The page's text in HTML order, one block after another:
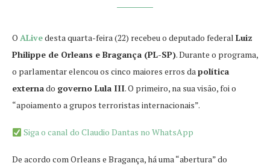
O ALivedesta quarta-feira (22) recebeu o deputado federal Luiz
Philippe de Orleans e Bragança (PL-SP). Durante o programa,
o parlamentar elencou os cinco maiores erros dapolítica
externado governo Lula III. O primeiro, na sua visão, foi o
“apoiamento a grupos terroristas internacionais”.
Siga o canal do Claudio Dantas no WhatsApp
De acordo com Orleans e Bragança, há uma “abertura” do